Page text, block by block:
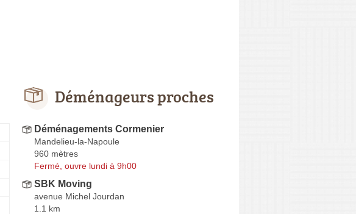
Déménageurs proches
Déménagements Cormenier
Mandelieu-la-Napoule
960 mètres
Fermé, ouvre lundi à 9h00
SBK Moving
avenue Michel Jourdan
1.1 km